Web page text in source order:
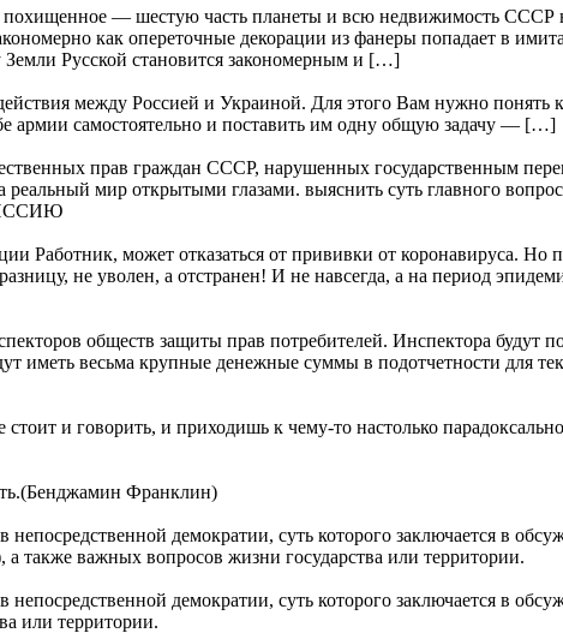
договора
— шестую часть планеты и всю недвижимость СССР на
как опереточные декорации из фанеры попадает в
Земли Русской становится закономерным и […]
между Россией и Украиной. Для этого Вам нужно понять
армии самостоятельно и поставить им одну общую задачу — […]
прав граждан СССР, нарушенных государственным
реальный мир открытыми глазами. выяснить суть главного
Работник, может отказаться от прививки от коронавируса.
не уволен, а отстранен! И не навсегда, а на период
обществ защиты прав потребителей. Инспектора будут
иметь весьма крупные денежные суммы в подотчетности для
и говорить, и приходишь к чему-то настолько
Франклин)
демократии, суть которого заключается в
также важных вопросов жизни государства или территории.
демократии, суть которого заключается в
или территории.